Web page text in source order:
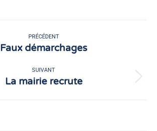
PRÉCÉDENT
Article
précédent
Faux démarchages
SUIVANT
Article
La mairie recrute